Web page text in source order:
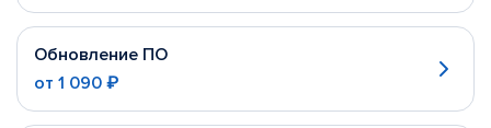
Обновление ПО
от 1 090 ₽